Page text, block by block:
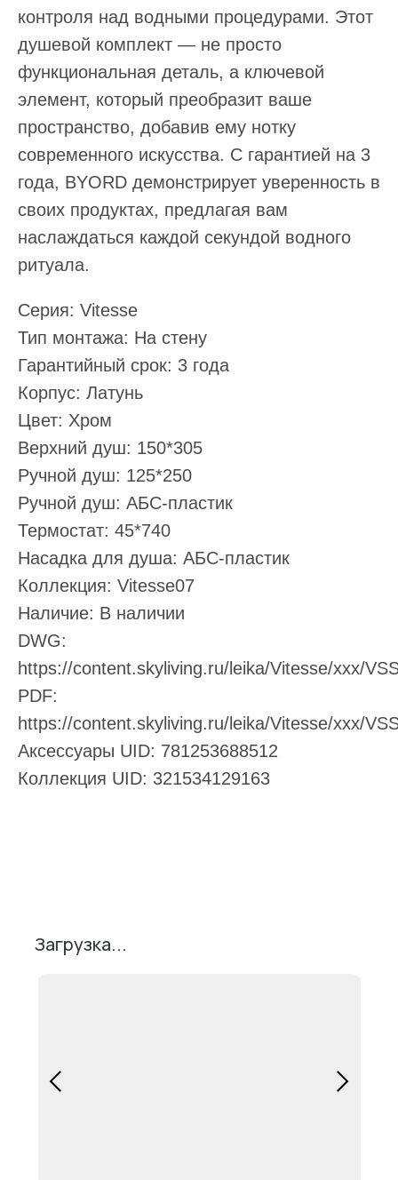
контроля над водными процедурами. Этот
душевой комплект — не просто
функциональная деталь, а ключевой
элемент, который преобразит ваше
пространство, добавив ему нотку
современного искусства. С гарантией на 3
года, BYORD демонстрирует уверенность в
своих продуктах, предлагая вам
наслаждаться каждой секундой водного
ритуала.
Серия: Vitesse
Тип монтажа: На стену
Гарантийный срок: 3 года
Корпус: Латунь
Цвет: Хром
Верхний душ: 150*305
Ручной душ: 125*250
Ручной душ: АБС-пластик
Термостат: 45*740
Насадка для душа: АБС-пластик
Коллекция: Vitesse07
Наличие: В наличии
DWG:
https://content.skyliving.ru/leika/Vitesse/xxx/
PDF:
https://content.skyliving.ru/leika/Vitesse/xxx/
Аксессуары UID: 781253688512
Коллекция UID: 321534129163
Загрузка...